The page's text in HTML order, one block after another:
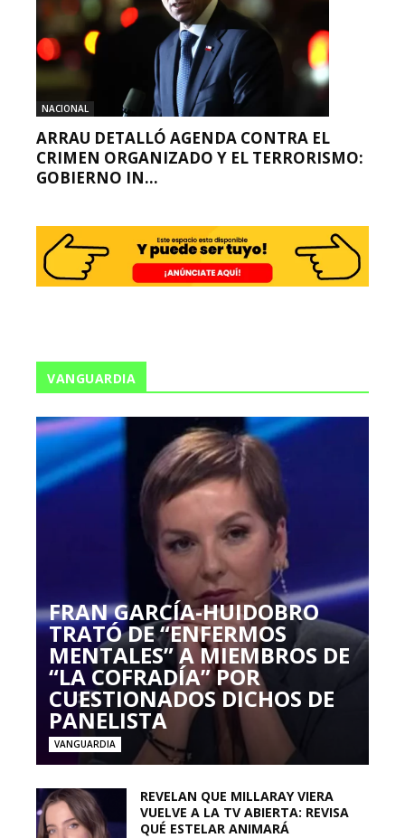
NACIONAL
ARRAU DETALLÓ AGENDA CONTRA EL
CRIMEN ORGANIZADO Y EL TERRORISMO:
GOBIERNO IN...
VANGUARDIA
FRAN GARCÍA-HUIDOBRO
TRATÓ DE “ENFERMOS
MENTALES” A MIEMBROS DE
“LA COFRADÍA” POR
CUESTIONADOS DICHOS DE
PANELISTA
VANGUARDIA
REVELAN QUE MILLARAY VIERA
VUELVE A LA TV ABIERTA: REVISA
QUÉ ESTELAR ANIMARÁ